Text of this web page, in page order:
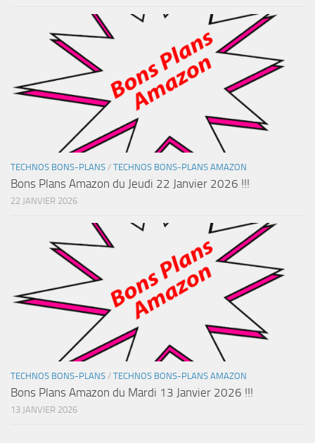
TECHNOS BONS-PLANS / TECHNOS BONS-PLANS AMAZON
Bons Plans Amazon du Jeudi 22 Janvier 2026 !!!
22 JANVIER 2026
TECHNOS BONS-PLANS / TECHNOS BONS-PLANS AMAZON
Bons Plans Amazon du Mardi 13 Janvier 2026 !!!
13 JANVIER 2026